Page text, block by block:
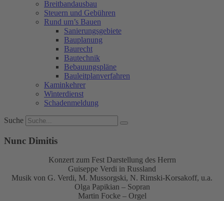
Breitbandausbau
Steuern und Gebühren
Rund um’s Bauen
Sanierungsgebiete
Bauplanung
Baurecht
Bautechnik
Bebauungspläne
Bauleitplanverfahren
Kaminkehrer
Winterdienst
Schadenmeldung
Suche
Nunc Dimitis
Konzert zum Fest Darstellung des Herrn
Guiseppe Verdi in Russland
Musik von G. Verdi, M. Mussorgski, N. Rimski-Korsakoff, u.a.
Olga Papikian – Sopran
Martin Focke – Orgel